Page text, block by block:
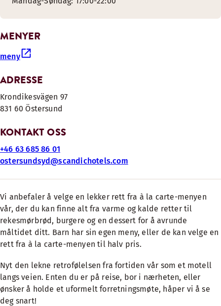
MENYER
meny
ADRESSE
Krondikesvägen 97
831 60 Östersund
KONTAKT OSS
+46 63 685 86 01
ostersundsyd@scandichotels.com
Vi anbefaler å velge en lekker rett fra à la carte-menyen
vår, der du kan finne alt fra varme og kalde retter til
rekesmørbrød, burgere og en dessert for å avrunde
måltidet ditt. Barn har sin egen meny, eller de kan velge en
rett fra à la carte-menyen til halv pris.
Nyt den lekne retrofølelsen fra fortiden vår som et motell
langs veien. Enten du er på reise, bor i nærheten, eller
ønsker å holde et uformelt forretningsmøte, håper vi å se
deg snart!